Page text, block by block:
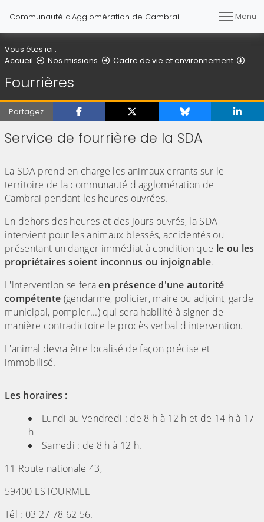
Communauté d'Agglomération de Cambrai Menu
Vous êtes ici :
Accueil
Nos missions Cadre de vie et environnement
Fourrières
Partagez
Service de fourrière de la SDA
La SDA prend en charge les animaux errants sur le
territoire de la communauté d'agglomération de
Cambrai pendant les heures ouvrées.
En dehors des heures et des jours ouvrés, la SDA
intervient pour les animaux blessés, accidentés ou
présentant un danger immédiat à condition que le ou les
propriétaires soient inconnus ou injoignable.
L'intervention se feraen présence d'une autorité
compétente (gendarme, policier, maire ou adjoint, garde
municipal, pompier...) qui sera habilité à signer de
manière contradictoire le procès verbal d'intervention.
L'animal devra être localisé de façon précise et
immobilisé.
Les horaires :
Lundi au Vendredi : de 8 h à 12 h et de 14 h à 17
h
Samedi : de 8 h à 12 h.
11 Route nationale 43,
59400 ESTOURMEL
Tél : 03 27 78 62 56.